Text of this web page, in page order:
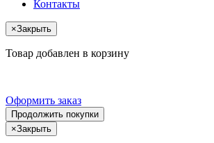
Контакты
×Закрыть
Товар добавлен в корзину
Оформить заказ
Продолжить покупки
×Закрыть